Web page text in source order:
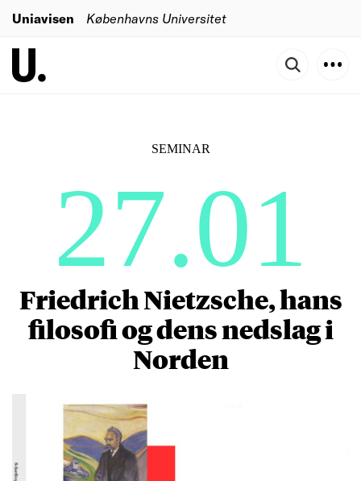
Uniavisen Københavns Universitet
SEMINAR
27.01
Friedrich Nietzsche, hans
filosofi og dens nedslag i
Norden